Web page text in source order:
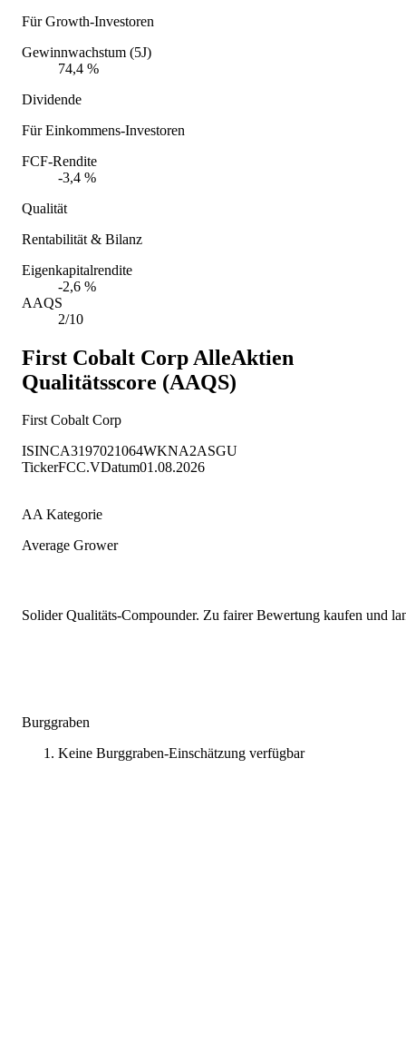
Für Growth-Investoren
Gewinnwachstum (5J)
74,4 %
Dividende
Für Einkommens-Investoren
FCF-Rendite
-3,4 %
Qualität
Rentabilität & Bilanz
Eigenkapitalrendite
-2,6 %
AAQS
2/10
First Cobalt Corp AlleAktien
Qualitätsscore (AAQS)
First Cobalt Corp
ISINCA3197021064WKNA2ASGU
TickerFCC.VDatum01.08.2026
AA Kategorie
Average Grower
Solider Qualitäts-Compounder. Zu fairer Bewertung kaufen und
Burggraben
Keine Burggraben-Einschätzung verfügbar